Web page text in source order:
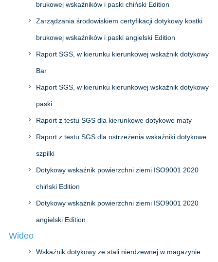
brukowej wskaźników i paski chiński Edition
Zarządzania środowiskiem certyfikacji dotykowy kostki
brukowej wskaźników i paski angielski Edition
Raport SGS, w kierunku kierunkowej wskaźnik dotykowy
Bar
Raport SGS, w kierunku kierunkowej wskaźnik dotykowy
paski
Raport z testu SGS dla kierunkowe dotykowe maty
Raport z testu SGS dla ostrzeżenia wskaźniki dotykowe
szpilki
Dotykowy wskaźnik powierzchni ziemi ISO9001 2020
chiński Edition
Dotykowy wskaźnik powierzchni ziemi ISO9001 2020
angielski Edition
Wideo
Wskaźnik dotykowy ze stali nierdzewnej w magazynie